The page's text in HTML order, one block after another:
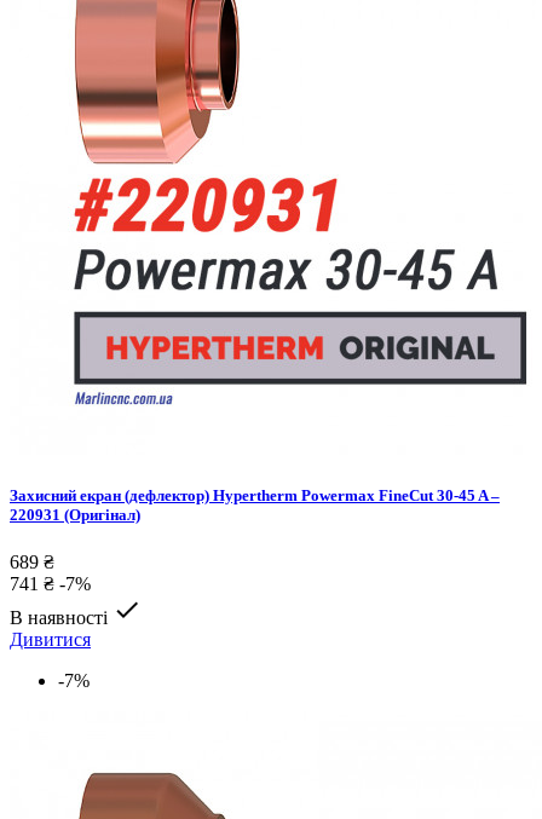
Захисний екран (дефлектор) Hypertherm Powermax FineCut 30-45 A –
220931 (Оригінал)
689 ₴
741 ₴ -7%
В наявності 
Дивитися
-7%